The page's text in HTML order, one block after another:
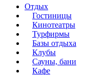
Отдых
Гостиницы
Кинотеатры
Турфирмы
Базы отдыха
Клубы
Сауны, бани
Кафе